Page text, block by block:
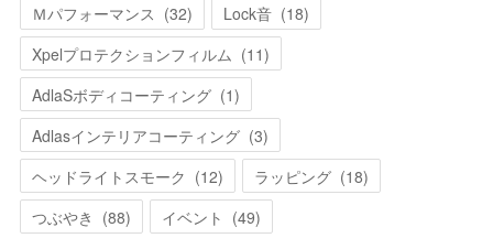
Ｍパフォーマンス (32) Lock音 (18)
Xpelプロテクションフィルム (11)
AdlaSボディコーティング (1)
Adlasインテリアコーティング (3)
ヘッドライトスモーク (12) ラッピング (18)
つぶやき (88) イベント (49)